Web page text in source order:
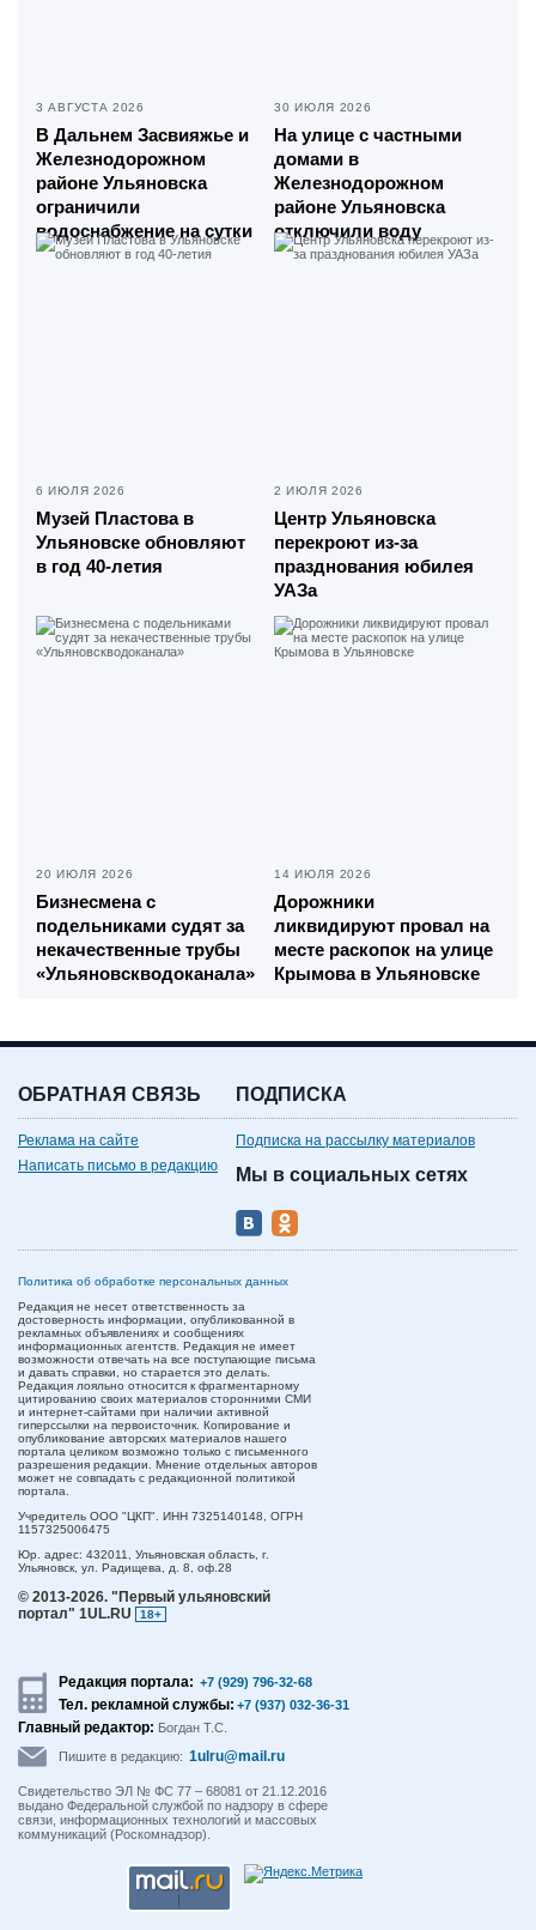
3 АВГУСТА 2026
В Дальнем Засвияжье и
Железнодорожном
районе Ульяновска
ограничили
водоснабжение на сутки
30 ИЮЛЯ 2026
На улице с частными
домами в
Железнодорожном
районе Ульяновска
отключили воду
6 ИЮЛЯ 2026
Музей Пластова в
Ульяновске обновляют
в год 40-летия
2 ИЮЛЯ 2026
Центр Ульяновска
перекроют из-за
празднования юбилея
УАЗа
20 ИЮЛЯ 2026
Бизнесмена с
подельниками судят за
некачественные трубы
«Ульяновскводоканала»
14 ИЮЛЯ 2026
Дорожники
ликвидируют провал на
месте раскопок на улице
Крымова в Ульяновске
ОБРАТНАЯ СВЯЗЬ
Реклама на сайте
Написать письмо в редакцию
ПОДПИСКА
Подписка на рассылку материалов
Мы в социальных сетях
Политика об обработке персональных данных
Редакция не несет ответственность за
достоверность информации, опубликованной в
рекламных объявлениях и сообщениях
информационных агентств. Редакция не имеет
возможности отвечать на все поступающие письма
и давать справки, но старается это делать.
Редакция лояльно относится к фрагментарному
цитированию своих материалов сторонними СМИ
и интернет-сайтами при наличии активной
гиперссылки на первоисточник. Копирование и
опубликование авторских материалов нашего
портала целиком возможно только с письменного
разрешения редакции. Мнение отдельных авторов
может не совпадать с редакционной политикой
портала.
Учредитель ООО "ЦКП". ИНН 7325140148, ОГРН
1157325006475
Юр. адрес: 432011, Ульяновская область, г.
Ульяновск, ул. Радищева, д. 8, оф.28
© 2013-2026. "Первый ульяновский
портал" 1UL.RU
18+
Редакция портала: +7 (929) 796-32-68
Тел. рекламной службы: +7 (937) 032-36-31
Главный редактор: Богдан Т.С.
Пишите в редакцию: 1ulru@mail.ru
Свидетельство ЭЛ № ФС 77 – 68081 от 21.12.2016
выдано Федеральной службой по надзору в сфере
связи, информационных технологий и массовых
коммуникаций (Роскомнадзор).